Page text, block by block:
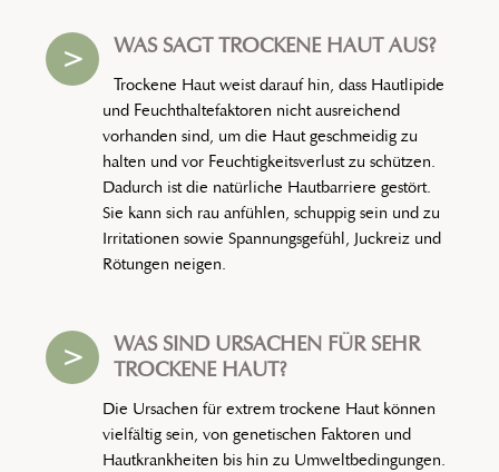
> WAS SAGT TROCKENE HAUT AUS?
Trockene Haut weist darauf hin, dass Hautlipide
und Feuchthaltefaktoren nicht ausreichend
vorhanden sind, um die Haut geschmeidig zu
halten und vor Feuchtigkeitsverlust zu schützen.
Dadurch ist die natürliche Hautbarriere gestört.
Sie kann sich rau anfühlen, schuppig sein und zu
Irritationen sowie Spannungsgefühl, Juckreiz und
Rötungen neigen.
>
WAS SIND URSACHEN FÜR SEHR
TROCKENE HAUT?
Die Ursachen für extrem trockene Haut können
vielfältig sein, von genetischen Faktoren und
Hautkrankheiten bis hin zu Umweltbedingungen.